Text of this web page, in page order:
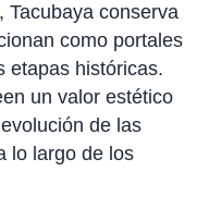
Tacubaya conserva
como portales
etapas históricas.
un valor estético
de las
lo largo de los